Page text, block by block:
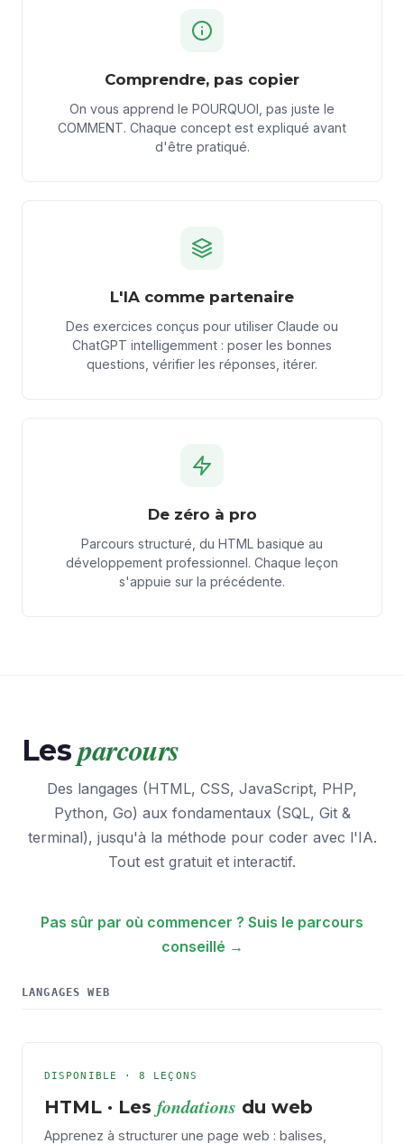
Comprendre, pas copier
On vous apprend le POURQUOI, pas juste le
COMMENT. Chaque concept est expliqué avant
d'être pratiqué.
L'IA comme partenaire
Des exercices conçus pour utiliser Claude ou
ChatGPT intelligemment : poser les bonnes
questions, vérifier les réponses, itérer.
De zéro à pro
Parcours structuré, du HTML basique au
développement professionnel. Chaque leçon
s'appuie sur la précédente.
Lesparcours
Des langages (HTML, CSS, JavaScript, PHP,
Python, Go) aux fondamentaux (SQL, Git &
terminal), jusqu'à la méthode pour coder avec l'IA.
Tout est gratuit et interactif.
Pas sûr par où commencer ? Suis le parcours
conseillé →
LANGAGES WEB
DISPONIBLE · 8 LEÇONS
HTML · Les fondations du web
Apprenez à structurer une page web : balises,